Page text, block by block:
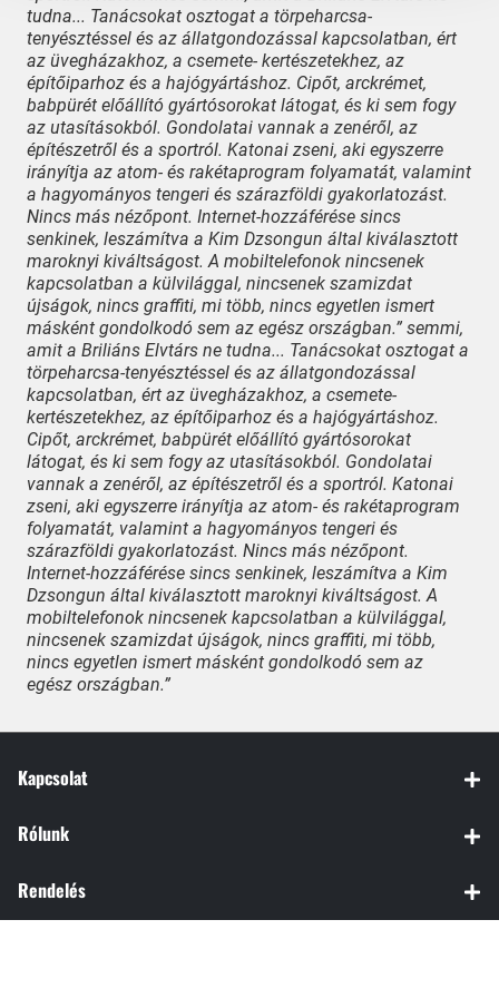
utasításokból. Gondolatai vannak a zenéről, az építészetről és a sportról.
Katonai zseni, aki egyszerre irányítja az atom- és rakétaprogram
folyamatát, valamint a hagyományos tengeri és szárazföldi
gyakorlatozást. Nincs más nézőpont. Internet-hozzáférése sincs
senkinek, leszámítva a Kim Dzsongun által kiválasztott maroknyi
kiváltságost. A mobiltelefonok nincsenek kapcsolatban a külvilággal,
nincsenek szamizdat újságok, nincs graffiti, mi több, nincs egyetlen
ismert másként gondolkodó sem az egész országban.”
tudna... Tanácsokat osztogat a törpeharcsa-
tenyésztéssel és az állatgondozással kapcsolatban, ért
az üvegházakhoz, a csemete- kertészetekhez, az
építőiparhoz és a hajógyártáshoz. Cipőt, arckrémet,
babpürét előállító gyártósorokat látogat, és ki sem fogy
az utasításokból. Gondolatai vannak a zenéről, az
építészetről és a sportról. Katonai zseni, aki egyszerre
irányítja az atom- és rakétaprogram folyamatát, valamint
a hagyományos tengeri és szárazföldi gyakorlatozást.
Nincs más nézőpont. Internet-hozzáférése sincs
senkinek, leszámítva a Kim Dzsongun által kiválasztott
maroknyi kiváltságost. A mobiltelefonok nincsenek
kapcsolatban a külvilággal, nincsenek szamizdat
újságok, nincs graffiti, mi több, nincs egyetlen ismert
másként gondolkodó sem az egész országban.” semmi,
amit a Briliáns Elvtárs ne tudna... Tanácsokat osztogat a
törpeharcsa-tenyésztéssel és az állatgondozással
kapcsolatban, ért az üvegházakhoz, a csemete-
kertészetekhez, az építőiparhoz és a hajógyártáshoz.
Cipőt, arckrémet, babpürét előállító gyártósorokat
látogat, és ki sem fogy az utasításokból. Gondolatai
vannak a zenéről, az építészetről és a sportról. Katonai
zseni, aki egyszerre irányítja az atom- és rakétaprogram
folyamatát, valamint a hagyományos tengeri és
szárazföldi gyakorlatozást. Nincs más nézőpont.
Internet-hozzáférése sincs senkinek, leszámítva a Kim
Dzsongun által kiválasztott maroknyi kiváltságost. A
mobiltelefonok nincsenek kapcsolatban a külvilággal,
nincsenek szamizdat újságok, nincs graffiti, mi több,
nincs egyetlen ismert másként gondolkodó sem az
egész országban.”
Kapcsolat
Rólunk
Rendelés